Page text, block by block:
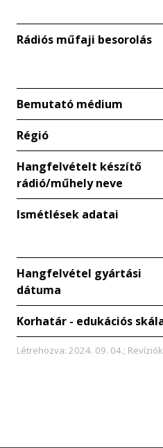
Rádiós műfaji besorolás
Bemutató médium
Régió
Hangfelvételt készítő
rádió/műhely neve
Ismétlések adatai
Hangfelvétel gyártási
dátuma
Korhatár - edukációs
Létrehozva: 2024. 09. 04.;